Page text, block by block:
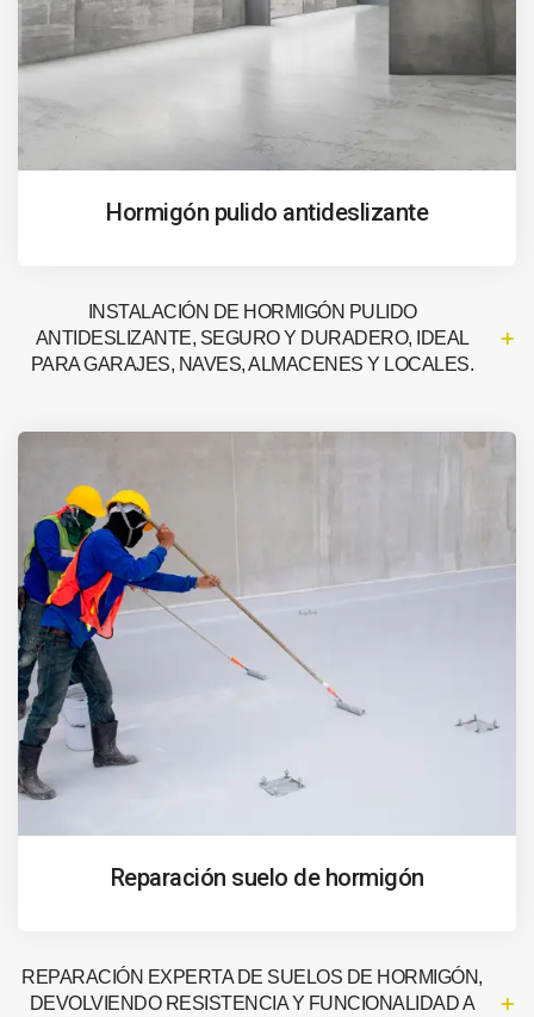
Hormigón pulido antideslizante
INSTALACIÓN DE HORMIGÓN PULIDO
ANTIDESLIZANTE, SEGURO Y DURADERO, IDEAL
PARA GARAJES, NAVES, ALMACENES Y LOCALES.
Reparación suelo de hormigón
REPARACIÓN EXPERTA DE SUELOS DE HORMIGÓN,
DEVOLVIENDO RESISTENCIA Y FUNCIONALIDAD A